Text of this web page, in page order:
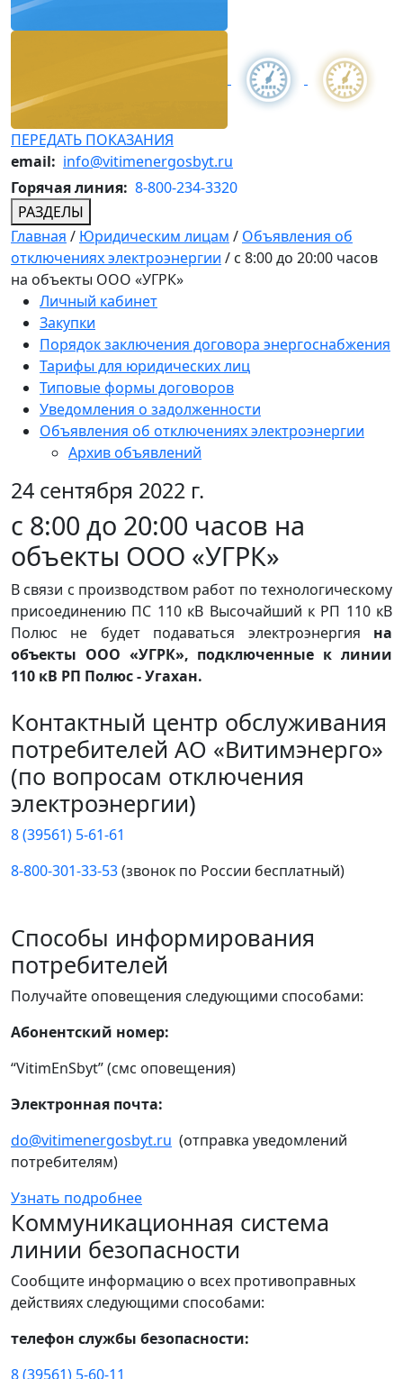
ПЕРЕДАТЬ ПОКАЗАНИЯ
email: info@vitimenergosbyt.ru
Горячая линия: 8-800-234-3320
РАЗДЕЛЫ
Главная / Юридическим лицам / Объявления об
отключениях электроэнергии / с 8:00 до 20:00 часов
на объекты ООО «УГРК»
Личный кабинет
Закупки
Порядок заключения договора энергоснабжения
Тарифы для юридических лиц
Типовые формы договоров
Уведомления о задолженности
Объявления об отключениях электроэнергии
Архив объявлений
24 сентября 2022 г.
с 8:00 до 20:00 часов на
объекты ООО «УГРК»
В связи с производством работ по технологическому
присоединению ПС 110 кВ Высочайший к РП 110 кВ
Полюс не будет подаваться электроэнергия на
объекты ООО «УГРК», подключенные к линии
110 кВ РП Полюс - Угахан.
Контактный центр обслуживания
потребителей АО «Витимэнерго»
(по вопросам отключения
электроэнергии)
8 (39561) 5-61-61
8-800-301-33-53(звонок по России бесплатный)
Способы информирования
потребителей
Получайте оповещения следующими способами:
Абонентский номер:
“VitimEnSbyt” (смс оповещения)
Электронная почта:
do@vitimenergosbyt.ru (отправка уведомлений
потребителям)
Узнать подробнее
Коммуникационная система
линии безопасности
Сообщите информацию о всех противоправных
действиях следующими способами:
телефон службы безопасности:
8 (39561) 5-60-11